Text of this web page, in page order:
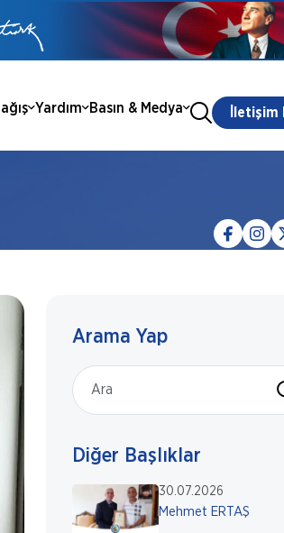
Yardım Basın & Medya İletişim
Arama Yap
Diğer Başlıklar
30.07.2026
Mehmet ERTAŞ